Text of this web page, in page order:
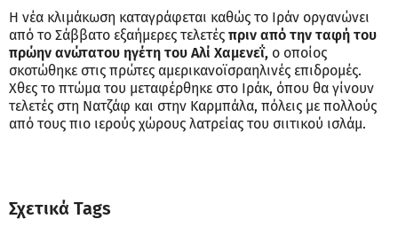
Η νέα κλιμάκωση καταγράφεται καθώς το Ιράν οργανώνει
από το Σάββατο εξαήμερες τελετές πριν από την ταφή του
πρώην ανώτατου ηγέτη του Αλί Χαμενεΐ, ο οποίος
σκοτώθηκε στις πρώτες αμερικανοϊσραηλινές επιδρομές.
Χθες το πτώμα του μεταφέρθηκε στο Ιράκ, όπου θα γίνουν
τελετές στη Νατζάφ και στην Καρμπάλα, πόλεις με πολλούς
από τους πιο ιερούς χώρους λατρείας του σιιτικού ισλάμ.
Σχετικά Tags